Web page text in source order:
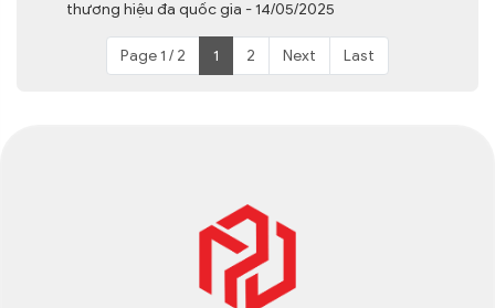
thương hiệu đa quốc gia - 14/05/2025
Page 1 / 2 1 2 Next Last